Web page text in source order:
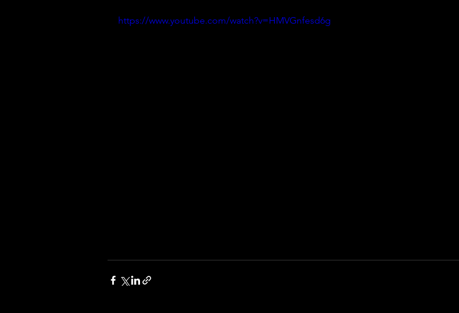
https://www.youtube.com/watch?v=HMVGnfesd6g